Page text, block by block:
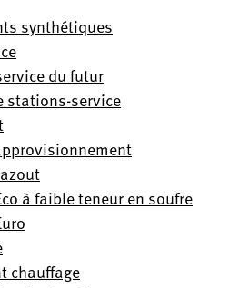
synthétiques
du futur
stations-service
à faible teneur en soufre
chauffage